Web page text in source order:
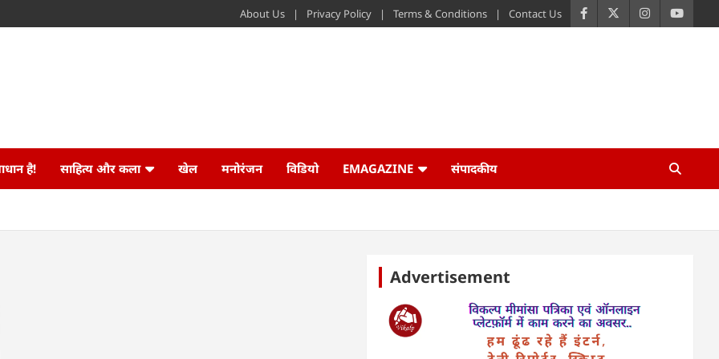
About Us Privacy Policy Terms & Conditions Contact Us
है! साहित्य और कला खेल मनोरंजन विडियो EMAGAZINE संपादकीय
Advertisement